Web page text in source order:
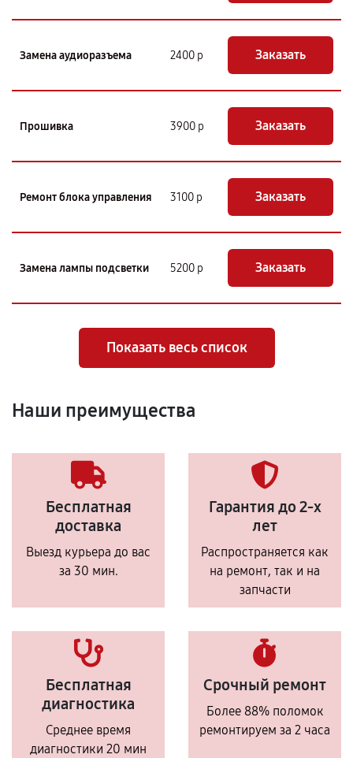
Замена аудиоразъема 2400 р Заказать
Прошивка 3900 р Заказать
Ремонт блока управления 3100 р Заказать
Замена лампы подсветки 5200 р Заказать
Показать весь список
Наши преимущества
Бесплатная
доставка
Выезд курьера до вас
за 30 мин.
Гарантия до 2-х
лет
Распространяется как
на ремонт, так и на
запчасти
Бесплатная
диагностика
Среднее время
диагностики 20 мин
Срочный ремонт
Более 88% поломок
ремонтируем за 2 часа